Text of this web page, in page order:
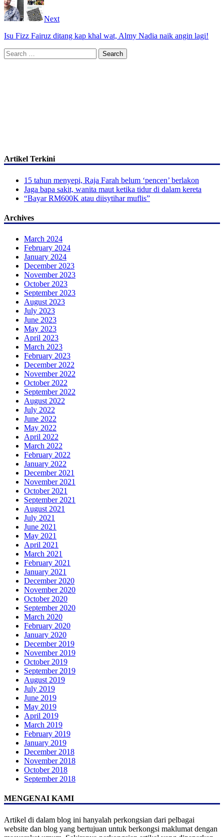
Next
Isu Fizz Fairuz ditang kap khal wat, Almy Nadia naik angin lagi!
Search
for:
Artikel Terkini
15 tahun menyepi, Raja Farah belum ‘pencen’ berlakon
Jaga bapa sakit, wanita maut ketika tidur di dalam kereta
“Bayar RM600K atau diisytihar muflis”
Archives
March 2024
February 2024
January 2024
December 2023
November 2023
October 2023
September 2023
August 2023
July 2023
June 2023
May 2023
April 2023
March 2023
February 2023
December 2022
November 2022
October 2022
September 2022
August 2022
July 2022
June 2022
May 2022
April 2022
March 2022
February 2022
January 2022
December 2021
November 2021
October 2021
September 2021
August 2021
July 2021
June 2021
May 2021
April 2021
March 2021
February 2021
January 2021
December 2020
November 2020
October 2020
September 2020
March 2020
February 2020
January 2020
December 2019
November 2019
October 2019
September 2019
August 2019
July 2019
June 2019
May 2019
April 2019
March 2019
February 2019
January 2019
December 2018
November 2018
October 2018
September 2018
MENGENAI KAMI
Artikel di dalam blog ini hanyalah perkongsian dari pelbagai
website dan blog yang bertujuan untuk berkongsi maklumat dengan